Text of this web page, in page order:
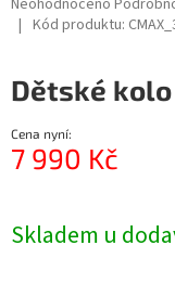
hodnocení
0,0
z
5
hvězdiček.
Neohodnoceno
Kód produktu:
Dětské kolo
Cena nyní:
7 990 Kč
Skladem u